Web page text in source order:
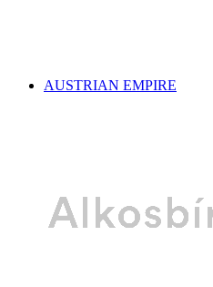
AUSTRIAN EMPIRE